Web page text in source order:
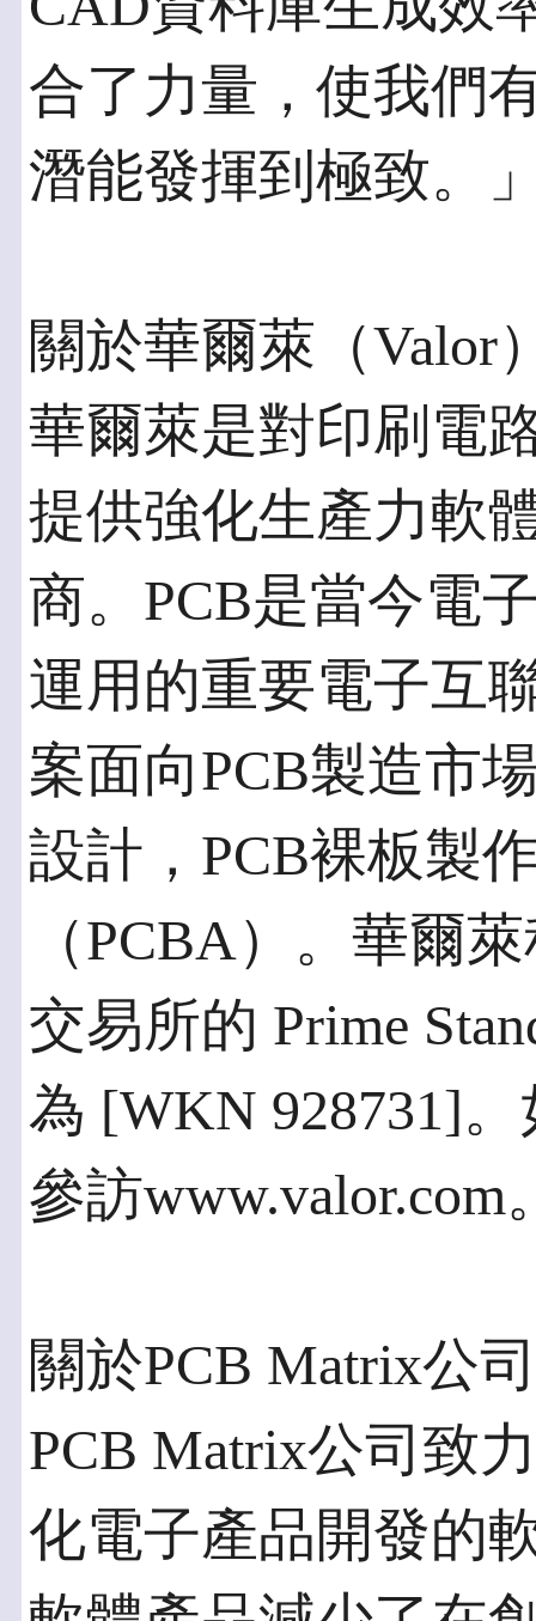
合了力量，使我們
潛能發揮到極致。
關於華爾萊（Valor
華爾萊是對印刷電
提供強化生產力軟
商。PCB是當今電
運用的重要電子互
案面向PCB製造市
設計，PCB裸板製
（PCBA）。華爾
交易所的 Prime
為 [WKN 928731]
參訪www.valor.com
關於PCB Matrix公司
PCB Matrix公司致
化電子產品開發的